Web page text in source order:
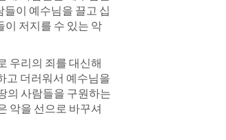
이 예수님을 끌고 십
저지를 수 있는 악
우리의 죄를 대신해
고 더러워서 예수님을
의 사람들을 구원하는
악을 선으로 바꾸셔